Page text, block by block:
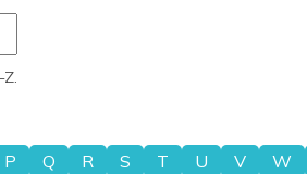
P Q R S T U V W